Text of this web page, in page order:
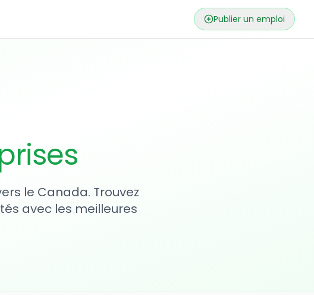
Publier un emploi
le Canada. Trouvez
avec les meilleures